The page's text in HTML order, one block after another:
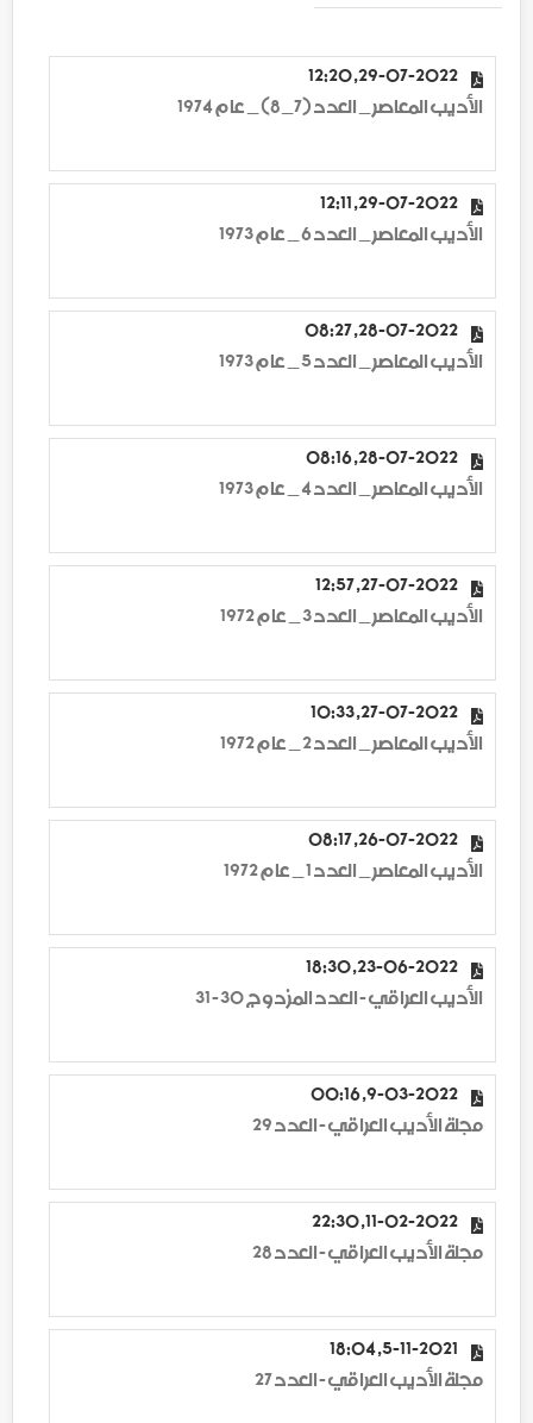
29-07-2022, 12:20
الأديب المعاصر _ العدد (7_8) _ عام 1974
29-07-2022, 12:11
الأديب المعاصر _ العدد 6 _ عام 1973
28-07-2022, 08:27
الأديب المعاصر _ العدد 5 _ عام 1973
28-07-2022, 08:16
الأديب المعاصر _ العدد 4 _ عام 1973
27-07-2022, 12:57
الأديب المعاصر _ العدد 3 _ عام 1972
27-07-2022, 10:33
الأديب المعاصر _ العدد 2 _ عام 1972
26-07-2022, 08:17
الأديب المعاصر _ العدد 1 _ عام 1972
23-06-2022, 18:30
الأديب العراقي - العدد المزدوج 30 - 31
9-03-2022, 00:16
مجلة الأديب العراقي - العدد 29
11-02-2022, 22:30
مجلة الأديب العراقي - العدد 28
5-11-2021, 18:04
مجلة الأديب العراقي - العدد 27